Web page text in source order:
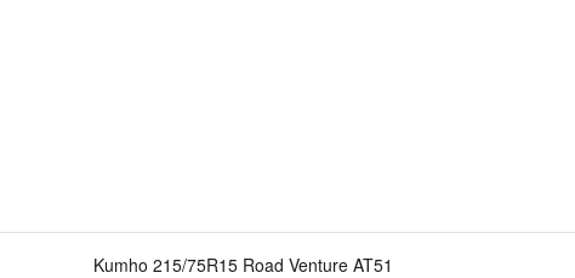
Kumho 215/75R15 Road Venture AT51